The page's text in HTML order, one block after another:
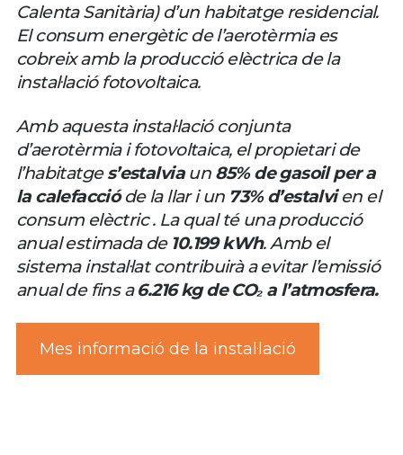
Calenta Sanitària) d’un habitatge residencial.
El consum energètic de l’aerotèrmia es
cobreix amb la producció elèctrica de la
instal·lació fotovoltaica.
Amb aquesta instal·lació conjunta
d’aerotèrmia i fotovoltaica, el propietari de
l’habitatges’estalvia un 85% de gasoil per a
la calefaccióde la llar i un73% d’estalvien el
consum elèctric . La qual té una producció
anual estimada de 10.199 kWh. Amb el
sistema instal·lat contribuirà a evitar l’emissió
anual de fins a6.216 kg de CO₂ a l’atmosfera.
Mes informació de la instal·lació